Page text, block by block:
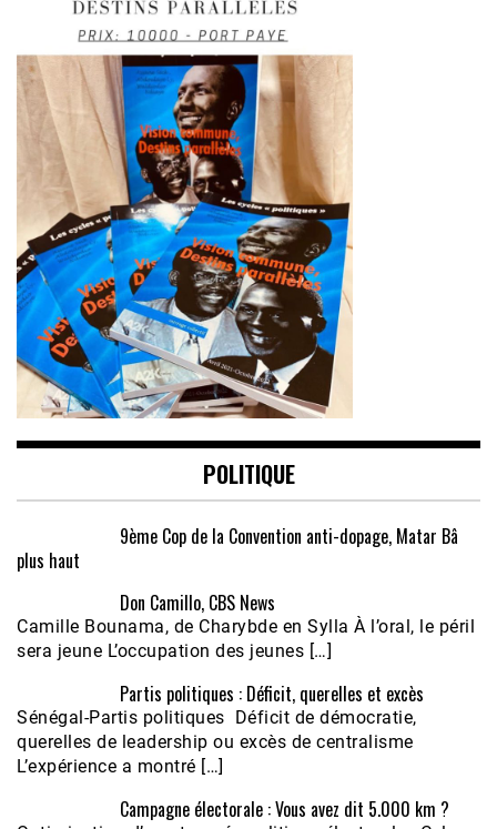
POLITIQUE
9ème Cop de la Convention anti-dopage, Matar Bâ
plus haut
Don Camillo, CBS News
Camille Bounama, de Charybde en Sylla À l’oral, le péril
sera jeune L’occupation des jeunes […]
Partis politiques : Déficit, querelles et excès
Sénégal-Partis politiques Déficit de démocratie,
querelles de leadership ou excès de centralisme
L’expérience a montré […]
Campagne électorale : Vous avez dit 5.000 km ?